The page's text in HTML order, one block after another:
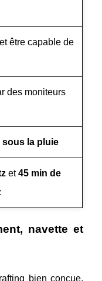
et être capable de
des moniteurs
sous la pluie
et45 min de
navette et
bien conçue,